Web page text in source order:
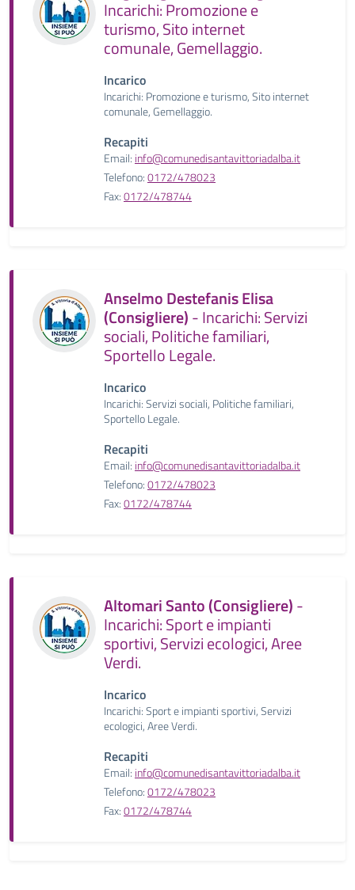
Incarichi: Promozione e
turismo, Sito internet
comunale, Gemellaggio.
Incarico
Incarichi: Promozione e turismo, Sito internet
comunale, Gemellaggio.
Recapiti
Email: info@comunedisantavittoriadalba.it
Telefono:0172/478023
Fax:0172/478744
Anselmo Destefanis Elisa
(Consigliere)- Incarichi: Servizi
sociali, Politiche familiari,
Sportello Legale.
Incarico
Incarichi: Servizi sociali, Politiche familiari,
Sportello Legale.
Recapiti
Email: info@comunedisantavittoriadalba.it
Telefono:0172/478023
Fax:0172/478744
Altomari Santo (Consigliere)-
Incarichi: Sport e impianti
sportivi, Servizi ecologici, Aree
Verdi.
Incarico
Incarichi: Sport e impianti sportivi, Servizi
ecologici, Aree Verdi.
Recapiti
Email: info@comunedisantavittoriadalba.it
Telefono:0172/478023
Fax:0172/478744